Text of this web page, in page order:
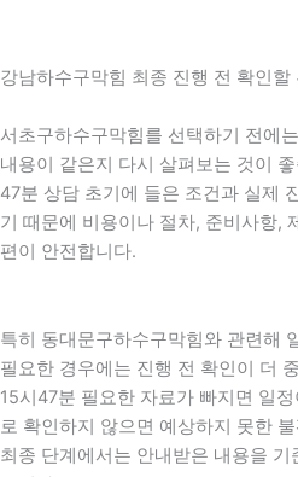
강남하수구막힘 최종 진행 전 확인할
서초구하수구막힘를 선택하기 전에
내용이 같은지 다시 살펴보는 것이
47분 상담 초기에 들은 조건과 실제
기 때문에 비용이나 절차, 준비사항,
편이 안전합니다.
특히 동대문구하수구막힘와 관련해
필요한 경우에는 진행 전 확인이 더
15시47분 필요한 자료가 빠지면 일
로 확인하지 않으면 예상하지 못한
최종 단계에서는 안내받은 내용을